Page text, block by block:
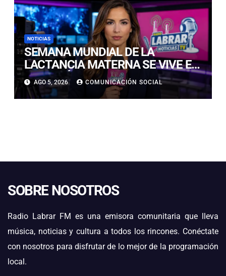
NOTICIAS
SEMANA MUNDIAL DE LA
LACTANCIA MATERNA SE VIVE EN
COPIAPÓ CON FERIA EDUCATIVA
ABIERTA A LA COMUNIDAD
AGO 5, 2026 COMUNICACIÓN SOCIAL
SOBRE NOSOTROS
Radio Labrar FM es una emisora comunitaria que lleva
música, noticias y cultura a todos los rincones. Conéctate
con nosotros para disfrutar de lo mejor de la programación
local.